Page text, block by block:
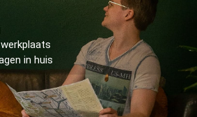
in huis